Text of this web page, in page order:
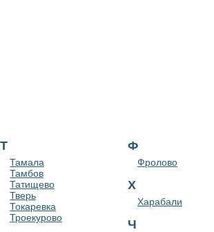
Т
Тамала
Тамбов
Татищево
Тверь
Токаревка
Троекурово
Ф
Фролово
Х
Харабали
Ч